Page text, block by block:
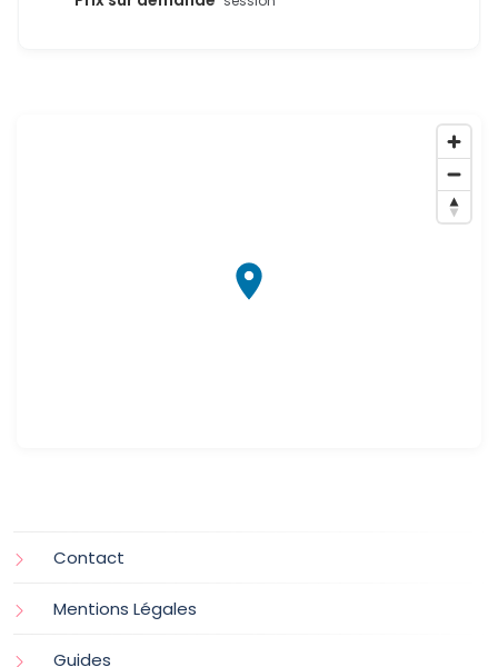
Contact
Mentions Légales
Guides